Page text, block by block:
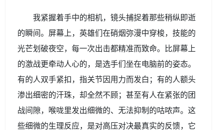
我紧握着手中的相机，镜头捕捉着那些稍纵即逝
的瞬间。屏幕上，英雄们在硝烟弥漫中穿梭，技能的
光芒划破夜空，每一次出击都精准而致命。比屏幕上
的激战更牵动人心的，是选手们坐在电脑前的姿态。
有的人双手紧扣，指关节因用力而发白；有的人额头
渗出细密的汗珠，却全然不顾；甚至有人在紧张的团
战间隙，喉咙里发出细微的、无法抑制的咕哝声。这
些细微的生理反应，是对高压对决最真实的反馈，它